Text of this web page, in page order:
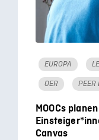
EUROPA
OER PEER
MOOCs
Canvas